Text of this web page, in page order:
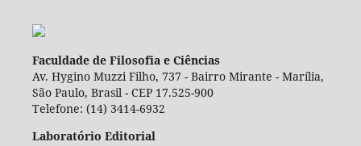
Faculdade de Filosofia e Ciências
Av. Hygino Muzzi Filho, 737 - Bairro Mirante - Marília,
São Paulo, Brasil - CEP 17.525-900
Telefone: (14) 3414-6932
Laboratório Editorial